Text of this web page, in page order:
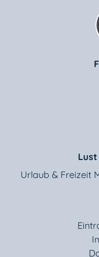
Urlaub & Freizeit